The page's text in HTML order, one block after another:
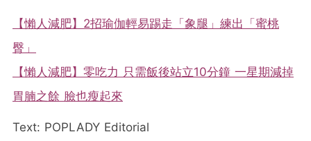
【懶人減肥】2招瑜伽輕易踢走「象腿」練出「蜜桃
臀」
【懶人減肥】零吃力 只需飯後站立10分鐘 一星期減掉
胃腩之餘 臉也瘦起來
Text: POPLADY Editorial